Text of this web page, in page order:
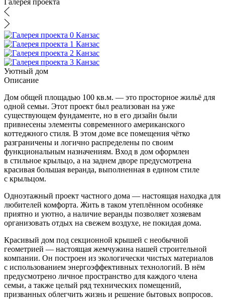
Уютный дом
Описание
Дом общей площадью 100 кв.м. — это просторное жильё для
одной семьи. Этот проект был реализован на уже
существующем фундаменте, но в его дизайн были
привнесены элементы современного американского
коттеджного стиля. В этом доме все помещения чётко
разграничены и логично распределены по своим
функциональным назначениям. Вход в дом оформлен
в стильное крыльцо, а на заднем дворе предусмотрена
красивая большая веранда, выполненная в едином стиле
с крыльцом.
Одноэтажный проект частного дома — настоящая находка для
любителей комфорта. Жить в таком утеплённом особняке
приятно и уютно, а наличие веранды позволяет хозяевам
организовать отдых на свежем воздухе, не покидая дома.
Красивый дом под секционной крышей с необычной
геометрией — настоящая жемчужина нашей строительной
компании. Он построен из экологически чистых материалов
с использованием энергоэффективных технологий. В нём
предусмотрено личное пространство для каждого члена
семьи, а также целый ряд технических помещений,
призванных облегчить жизнь и решение бытовых вопросов.